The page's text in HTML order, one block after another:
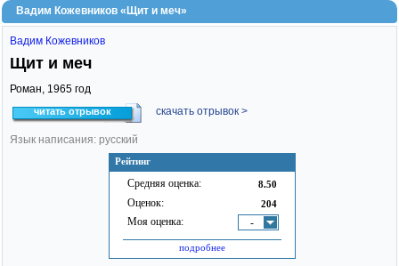
Вадим Кожевников «Щит и меч»
Рейтинг
Средняя оценка: 8.50
Оценок: 204
Моя оценка: -
подробнее
Вадим Кожевников
Щит и меч
Роман, 1965 год
читать отрывок скачать отрывок >
Язык написания: русский